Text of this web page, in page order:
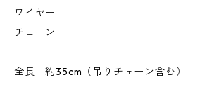
ワイヤー
チェーン
全長 約35cm（吊りチェーン含む）